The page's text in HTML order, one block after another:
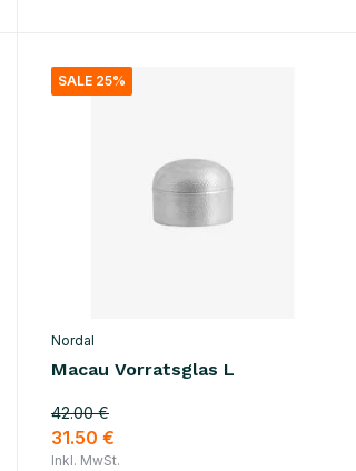
SALE 25%
Nordal
Macau Vorratsglas L
42.00 €
31.50 €
Inkl. MwSt.